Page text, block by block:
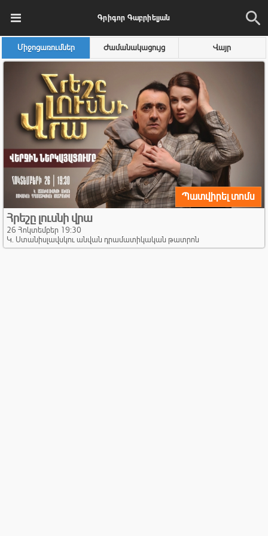
Գրիգոր Գաբրիելյան
Միջոցառումներ Ժամանակացույց Վայր
Պատվիրել տոմս
Հրեշը լուսնի վրա
26 Հոկտեմբեր 19:30
Կ. Ստանիսլավսկու անվան դրամատիկական թատրոն